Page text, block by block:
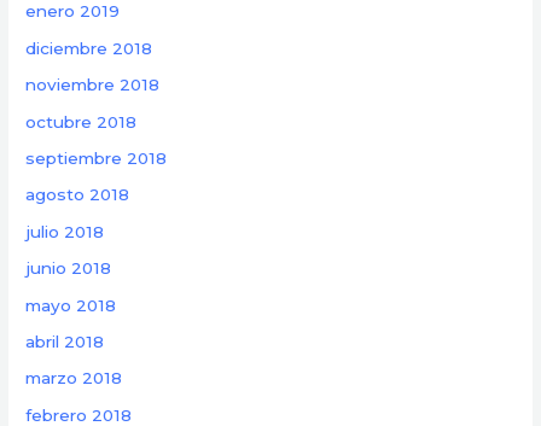
enero 2019
diciembre 2018
noviembre 2018
octubre 2018
septiembre 2018
agosto 2018
julio 2018
junio 2018
mayo 2018
abril 2018
marzo 2018
febrero 2018